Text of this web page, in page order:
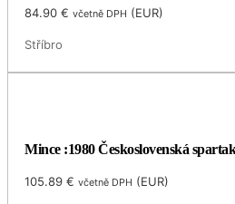
84.90€ včetně DPH (EUR)
Stříbro
Mince :1980 Československá
105.89€ včetně DPH (EUR)